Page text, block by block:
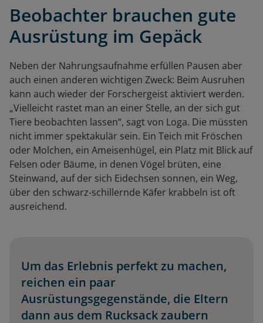
Beobachter brauchen gute
Ausrüstung im Gepäck
Neben der Nahrungsaufnahme erfüllen Pausen aber
auch einen anderen wichtigen Zweck: Beim Ausruhen
kann auch wieder der Forschergeist aktiviert werden.
„Vielleicht rastet man an einer Stelle, an der sich gut
Tiere beobachten lassen“, sagt von Loga. Die müssten
nicht immer spektakulär sein. Ein Teich mit Fröschen
oder Molchen, ein Ameisenhügel, ein Platz mit Blick auf
Felsen oder Bäume, in denen Vögel brüten, eine
Steinwand, auf der sich Eidechsen sonnen, ein Weg,
über den schwarz-schillernde Käfer krabbeln ist oft
ausreichend.
Um das Erlebnis perfekt zu machen,
reichen ein paar
Ausrüstungsgegenstände, die Eltern
dann aus dem Rucksack zaubern